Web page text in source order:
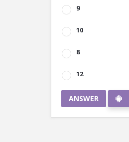
9
10
8
12
ANSWER